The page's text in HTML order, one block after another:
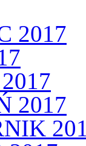
2017
2017